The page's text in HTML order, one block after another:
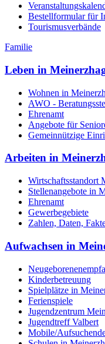
Bestellformular für
Tourismusverbände
Familie
Leben in
Wohnen in
AWO -
Ehrenamt
Angebote für
Gemeinnützige
Arbeiten in
Wirtschaftsstandort
Stellenangebote in
Ehrenamt
Gewerbegebiete
Zahlen, Daten,
Aufwachsen in
Kinderbetreuung
Spielplätze in
Ferienspiele
Jugendzentrum
Jugendtreff Valbert
Mobile/